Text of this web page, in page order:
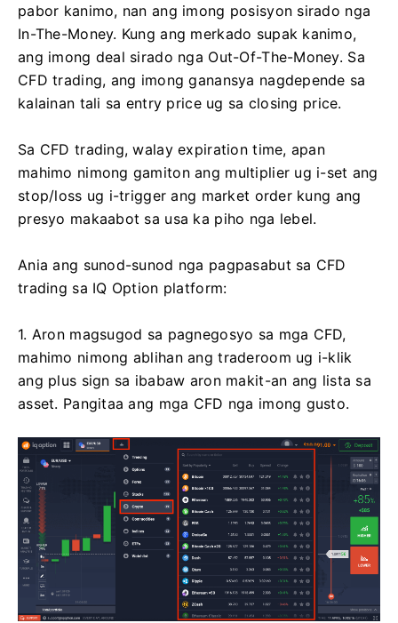
pabor kanimo, nan ang imong posisyon sirado nga
In-The-Money. Kung ang merkado supak kanimo,
ang imong deal sirado nga Out-Of-The-Money. Sa
CFD trading, ang imong ganansya nagdepende sa
kalainan tali sa entry price ug sa closing price.
Sa CFD trading, walay expiration time, apan
mahimo nimong gamiton ang multiplier ug i-set ang
stop/loss ug i-trigger ang market order kung ang
presyo makaabot sa usa ka piho nga lebel.
Ania ang sunod-sunod nga pagpasabut sa CFD
trading sa IQ Option platform:
1. Aron magsugod sa pagnegosyo sa mga CFD,
mahimo nimong ablihan ang traderoom ug i-klik
ang plus sign sa ibabaw aron makit-an ang lista sa
asset. Pangitaa ang mga CFD nga imong gusto.